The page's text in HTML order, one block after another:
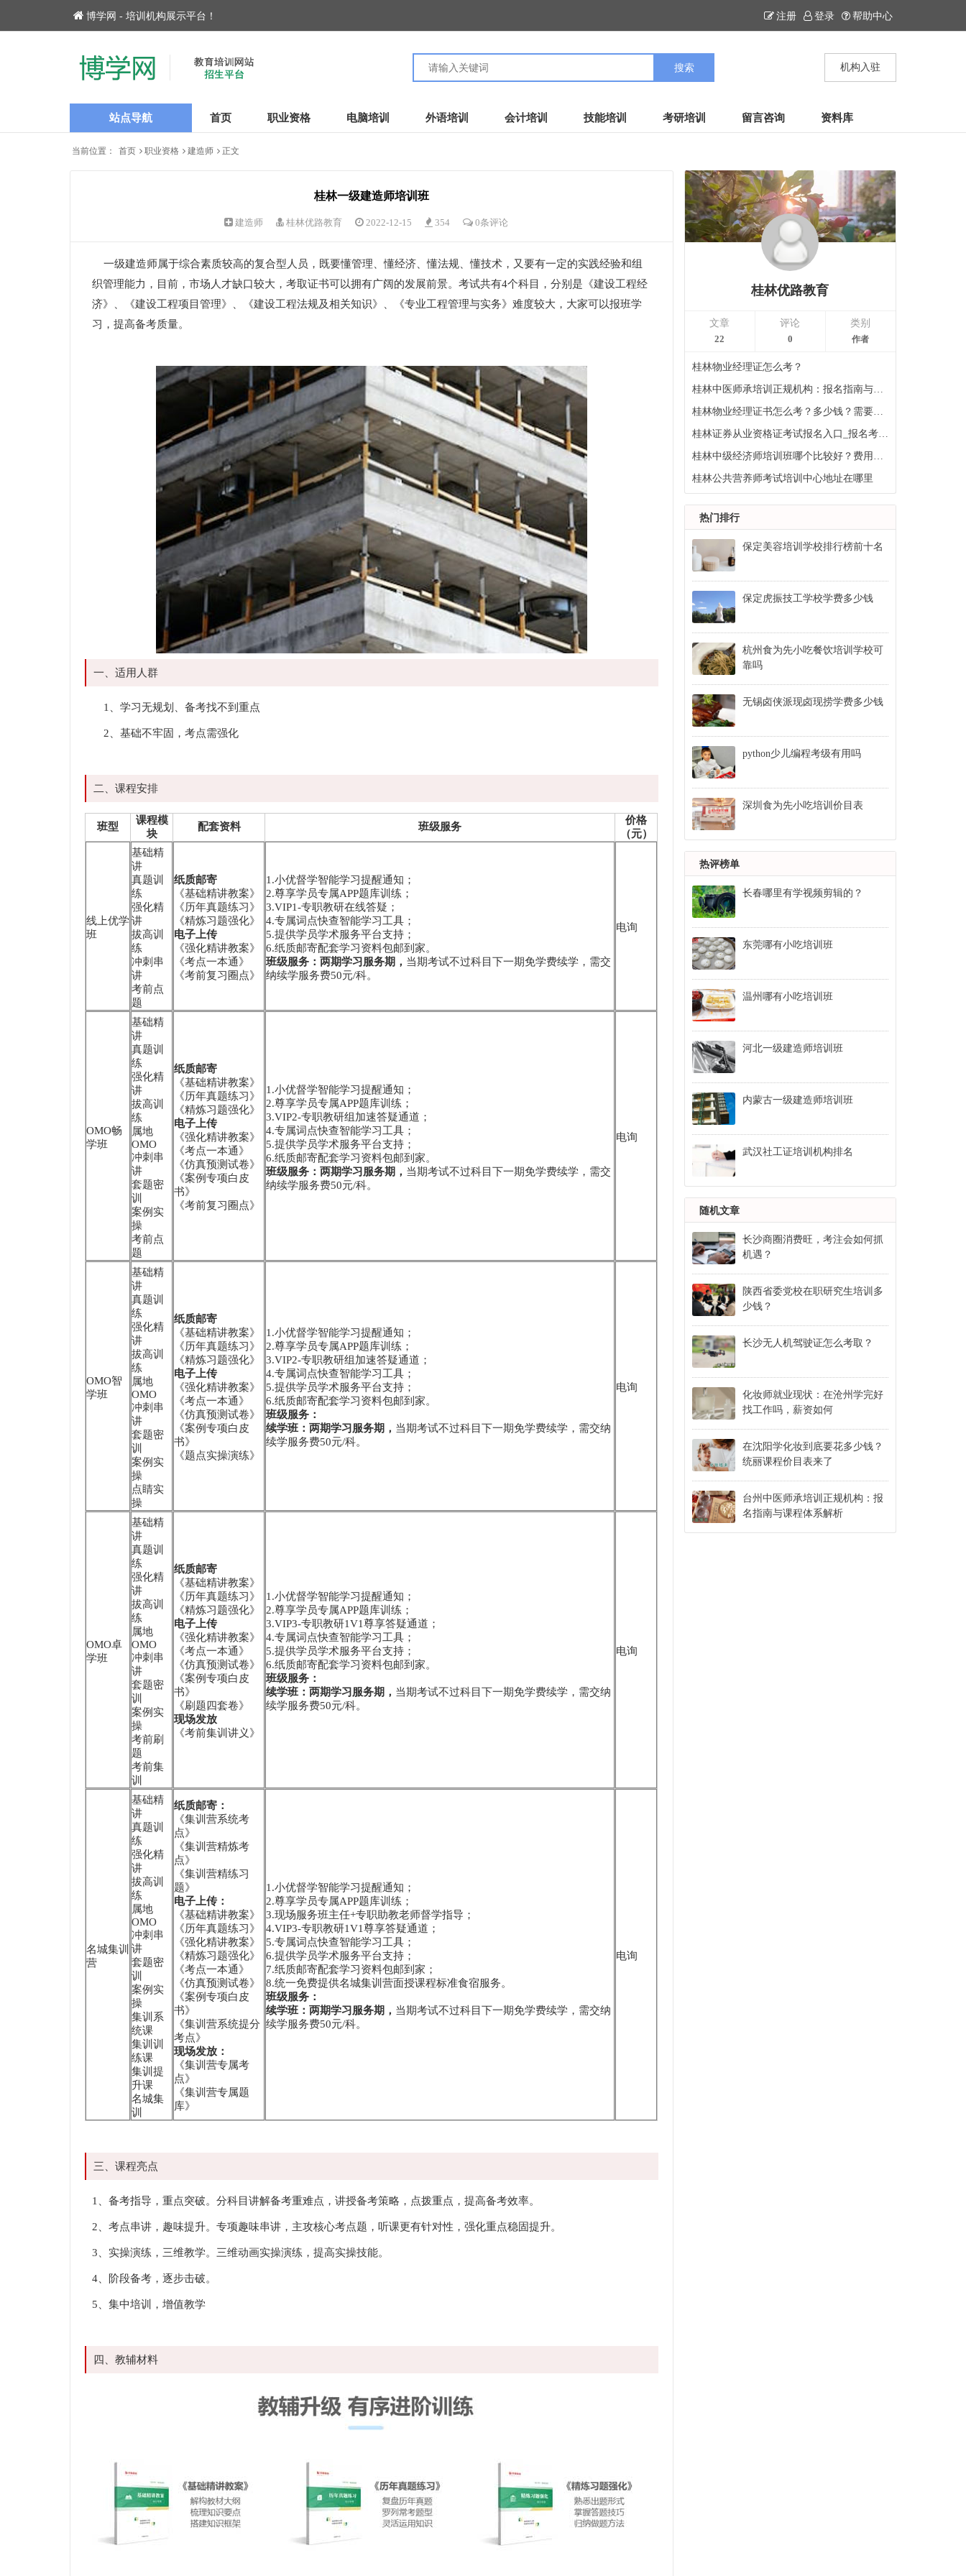
博学网 - 培训机构展示平台！ 注册 登录 帮助中心
机构入驻
站点导航 首页 职业资格 电脑培训 外语培训 会计培训 技能培训 考研培训 留言咨询 资料库
当前位置： 首页 职业资格 建造师 正文
桂林一级建造师培训班
建造师 桂林优路教育 2022-12-15 354 0条评论
一级建造师属于综合素质较高的复合型人员，既要懂管理、懂经济、懂法规、懂技术，又要有一定的实践经验和组
织管理能力，目前，市场人才缺口较大，考取证书可以拥有广阔的发展前景。考试共有4个科目，分别是《建设工程经
济》、《建设工程项目管理》、《建设工程法规及相关知识》、《专业工程管理与实务》难度较大，大家可以报班学
习，提高备考质量。
一、适用人群
1、学习无规划、备考找不到重点
2、基础不牢固，考点需强化
二、课程安排
班型
课程模
块
配套资料 班级服务
价格
（元）
线上优学
班
基础精
讲
真题训
练
强化精
讲
拔高训
练
冲刺串
讲
考前点
题
纸质邮寄
《基础精讲教案》
《历年真题练习》
《精炼习题强化》
电子上传
《强化精讲教案》
《考点一本通》
《考前复习圈点》
1.小优督学智能学习提醒通知；
2.尊享学员专属APP题库训练；
3.VIP1-专职教研在线答疑；
4.专属词点快查智能学习工具；
5.提供学员学术服务平台支持；
6.纸质邮寄配套学习资料包邮到家。
班级服务：两期学习服务期， 当期考试不过科目下一期免学费续学，需交
纳续学服务费50元/科。
电询
OMO畅
学班
基础精
讲
真题训
练
强化精
讲
拔高训
练
属地
OMO
冲刺串
讲
套题密
训
案例实
操
考前点
题
纸质邮寄
《基础精讲教案》
《历年真题练习》
《精炼习题强化》
电子上传
《强化精讲教案》
《考点一本通》
《仿真预测试卷》
《案例专项白皮
书》
《考前复习圈点》
1.小优督学智能学习提醒通知；
2.尊享学员专属APP题库训练；
3.VIP2-专职教研组加速答疑通道；
4.专属词点快查智能学习工具；
5.提供学员学术服务平台支持；
6.纸质邮寄配套学习资料包邮到家。
班级服务：两期学习服务期， 当期考试不过科目下一期免学费续学，需交
纳续学服务费50元/科。
电询
OMO智
学班
基础精
讲
真题训
练
强化精
讲
拔高训
练
属地
OMO
冲刺串
讲
套题密
训
案例实
操
点睛实
操
纸质邮寄
《基础精讲教案》
《历年真题练习》
《精炼习题强化》
电子上传
《强化精讲教案》
《考点一本通》
《仿真预测试卷》
《案例专项白皮
书》
《题点实操演练》
1.小优督学智能学习提醒通知；
2.尊享学员专属APP题库训练；
3.VIP2-专职教研组加速答疑通道；
4.专属词点快查智能学习工具；
5.提供学员学术服务平台支持；
6.纸质邮寄配套学习资料包邮到家。
班级服务：
续学班：两期学习服务期， 当期考试不过科目下一期免学费续学，需交纳
续学服务费50元/科。
电询
OMO卓
学班
基础精
讲
真题训
练
强化精
讲
拔高训
练
属地
OMO
冲刺串
讲
套题密
训
案例实
操
考前刷
题
考前集
训
纸质邮寄
《基础精讲教案》
《历年真题练习》
《精炼习题强化》
电子上传
《强化精讲教案》
《考点一本通》
《仿真预测试卷》
《案例专项白皮
书》
《刷题四套卷》
现场发放
《考前集训讲义》
1.小优督学智能学习提醒通知；
2.尊享学员专属APP题库训练；
3.VIP3-专职教研1V1尊享答疑通道；
4.专属词点快查智能学习工具；
5.提供学员学术服务平台支持；
6.纸质邮寄配套学习资料包邮到家。
班级服务：
续学班：两期学习服务期， 当期考试不过科目下一期免学费续学，需交纳
续学服务费50元/科。
电询
名城集训
营
基础精
讲
真题训
练
强化精
讲
拔高训
练
属地
OMO
冲刺串
讲
套题密
训
案例实
操
集训系
统课
集训训
练课
集训提
升课
名城集
训
纸质邮寄：
《集训营系统考
点》
《集训营精炼考
点》
《集训营精练习
题》
电子上传：
《基础精讲教案》
《历年真题练习》
《强化精讲教案》
《精炼习题强化》
《考点一本通》
《仿真预测试卷》
《案例专项白皮
书》
《集训营系统提分
考点》
现场发放：
《集训营专属考
点》
《集训营专属题
库》
1.小优督学智能学习提醒通知；
2.尊享学员专属APP题库训练；
3.现场服务班主任+专职助教老师督学指导；
4.VIP3-专职教研1V1尊享答疑通道；
5.专属词点快查智能学习工具；
6.提供学员学术服务平台支持；
7.纸质邮寄配套学习资料包邮到家；
8.统一免费提供名城集训营面授课程标准食宿服务。
班级服务：
续学班：两期学习服务期， 当期考试不过科目下一期免学费续学，需交纳
续学服务费50元/科。
电询
三、课程亮点
1、备考指导，重点突破。分科目讲解备考重难点，讲授备考策略，点拨重点，提高备考效率。
2、考点串讲，趣味提升。专项趣味串讲，主攻核心考点题，听课更有针对性，强化重点稳固提升。
3、实操演练，三维教学。三维动画实操演练，提高实操技能。
4、阶段备考，逐步击破。
5、集中培训，增值教学
四、教辅材料
桂林优路教育
文章
22
评论
0
类别
作者
桂林物业经理证怎么考？
桂林中医师承培训正规机构：报名指南与课程体系解析
桂林物业经理证书怎么考？多少钱？需要什么条件
桂林证券从业资格证考试报名入口_报名考试时间
桂林中级经济师培训班哪个比较好？费用多少钱？
桂林公共营养师考试培训中心地址在哪里
热门排行
保定美容培训学校排行榜前十名
保定虎振技工学校学费多少钱
杭州食为先小吃餐饮培训学校可
靠吗
无锡卤侠派现卤现捞学费多少钱
python少儿编程考级有用吗
深圳食为先小吃培训价目表
热评榜单
长春哪里有学视频剪辑的？
东莞哪有小吃培训班
温州哪有小吃培训班
河北一级建造师培训班
内蒙古一级建造师培训班
武汉社工证培训机构排名
随机文章
长沙商圈消费旺，考注会如何抓
机遇？
陕西省委党校在职研究生培训多
少钱？
长沙无人机驾驶证怎么考取？
化妆师就业现状：在沧州学完好
找工作吗，薪资如何
在沈阳学化妆到底要花多少钱？
统丽课程价目表来了
台州中医师承培训正规机构：报
名指南与课程体系解析